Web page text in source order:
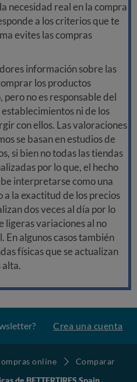
necesidad real en la compra
a los criterios que te
evites las compras
información sobre las
los productos
no es responsable del
ni de los
con ellos. Las valoraciones
se basan en estudios de
si bien no todas las tiendas
por lo que, el hecho
interpretarse como una
a la exactitud de los precios
dos veces al día por lo
ligeras variaciones al no
En algunos casos también
físicas que se actualizan
alta.
Crea una cuenta
online
Comparar